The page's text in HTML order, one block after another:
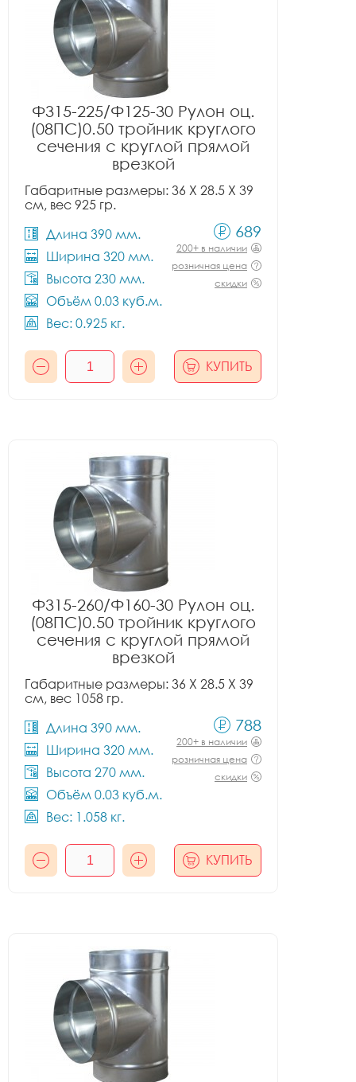
Ф315-225/Ф125-30 Рулон оц.
(08ПС)0.50 тройник круглого
сечения с круглой прямой
врезкой
Габаритные размеры: 36 X 28.5 X 39
см, вес 925 гр.
Длина 390 мм.
Ширина 320 мм.
Высота 230 мм.
Объём 0.03 куб.м.
Вес: 0.925 кг.
689
200+ в наличии
розничная цена
скидки
КУПИТЬ
Ф315-260/Ф160-30 Рулон оц.
(08ПС)0.50 тройник круглого
сечения с круглой прямой
врезкой
Габаритные размеры: 36 X 28.5 X 39
см, вес 1058 гр.
Длина 390 мм.
Ширина 320 мм.
Высота 270 мм.
Объём 0.03 куб.м.
Вес: 1.058 кг.
788
200+ в наличии
розничная цена
скидки
КУПИТЬ